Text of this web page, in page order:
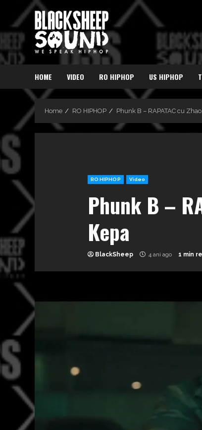
content
HOME VIDEO RO HIPHOP US HIPHOP
Home RO HIPHOP Phunk B – RAPATAC cu
RO HIPHOP Video
Phunk B –
Kepa
BlackSheep 4 ani ago 1 min